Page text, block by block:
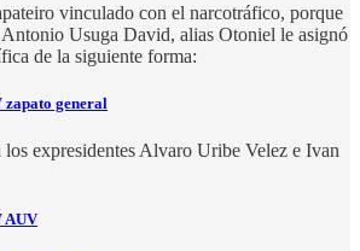
vinculado con el narcotráfico, porque
Usuga David, alias Otoniel le asignó
de la siguiente forma:
zapato general
expresidentes Alvaro Uribe Velez e Ivan
AUV